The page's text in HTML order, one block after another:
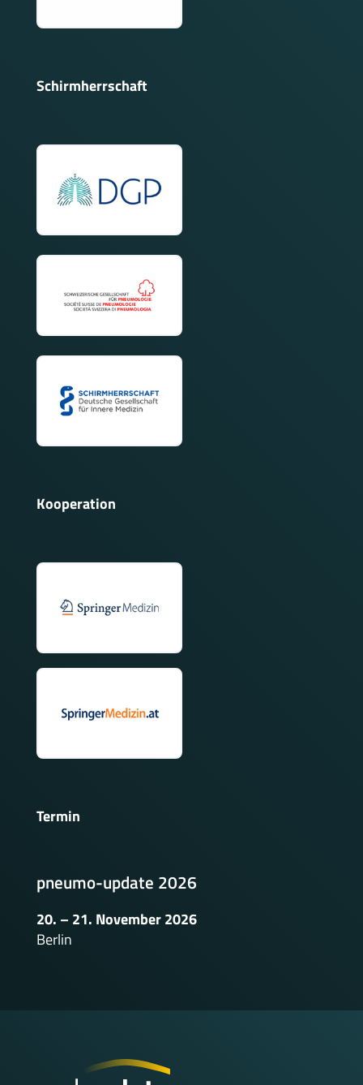
Schirmherrschaft
Kooperation
Termin
pneumo-update 2026
20. – 21. November 2026
Berlin